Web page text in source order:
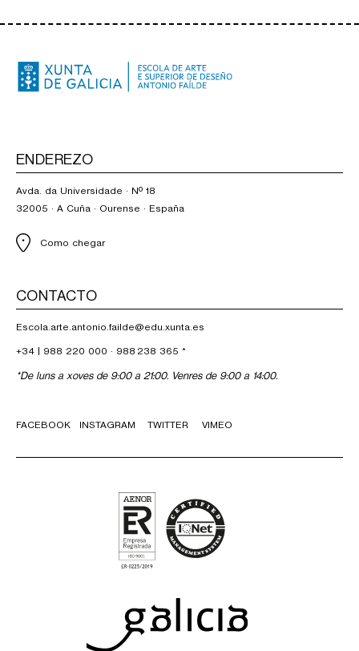
ENDEREZO
Avda. da Universidade · Nº 18
32005 · A Cuña · Ourense · España
Como chegar
CONTACTO
Escola.arte.antonio.failde@edu.xunta.es
+34 | 988 220 000 · 988 238 365 *
*De luns a xoves de 9:00 a 21:00. Venres de 9:00 a 14:00.
FACEBOOK INSTAGRAM TWITTER VIMEO